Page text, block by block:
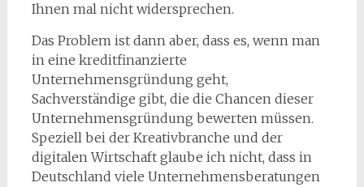
Ihnen mal nicht widersprechen.
Das Problem ist dann aber, dass es, wenn man
in eine kreditfinanzierte
Unternehmensgründung geht,
Sachverständige gibt, die die Chancen dieser
Unternehmensgründung bewerten müssen.
Speziell bei der Kreativbranche und der
digitalen Wirtschaft glaube ich nicht, dass in
Deutschland viele Unternehmensberatungen